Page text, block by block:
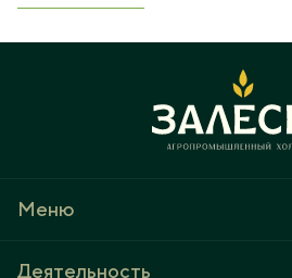
Меню
Деятельность